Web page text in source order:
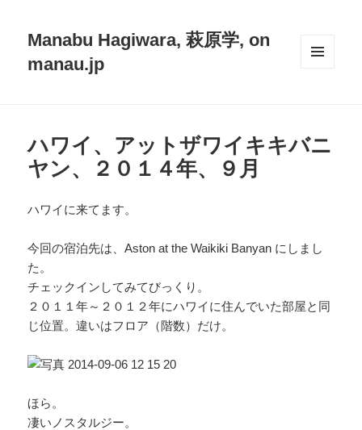
Manabu Hagiwara, 萩原学, on
manau.jp
ハワイ、アットザワイキキバニ
ヤン、２０１４年、９月
ハワイに来てます。
今回の宿泊先は、Aston at the Waikiki Banyan にしまし
た。
チェックインしてみてびっくり。
２０１１年～２０１２年にハワイに住んでいた部屋と同
じ位置。違いはフロア（階数）だけ。
ほら。
凄いノスタルジー。